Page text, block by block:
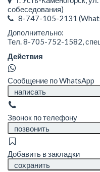
собеседования)
8-747-105-2131
Дополнительно:
Тел. 8-705-752-1582,
Действия
Сообщение по WhatsApp
написать
Звонок по телефону
позвонить
Добавить в закладки
сохранить